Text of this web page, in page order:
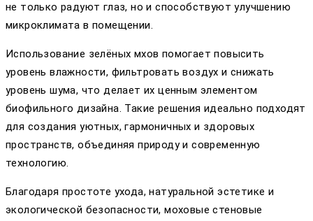
не только радуют глаз, но и способствуют улучшению
микроклимата в помещении.
Использование зелёных мхов помогает повысить
уровень влажности, фильтровать воздух и снижать
уровень шума, что делает их ценным элементом
биофильного дизайна. Такие решения идеально подходят
для создания уютных, гармоничных и здоровых
пространств, объединяя природу и современную
технологию.
Благодаря простоте ухода, натуральной эстетике и
экологической безопасности, моховые стеновые